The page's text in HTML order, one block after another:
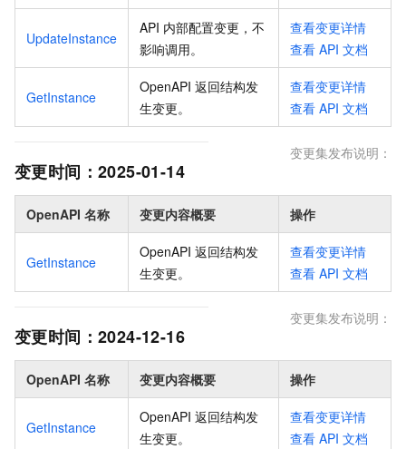
UpdateInstance
API 内部配置变更，不
影响调用。
查看变更详情
查看 API 文档
GetInstance
OpenAPI 返回结构发
生变更。
查看变更详情
查看 API 文档
变更时间： 2025-01-14
变更集发布说明：
OpenAPI 名称 变更内容概要 操作
GetInstance
OpenAPI 返回结构发
生变更。
查看变更详情
查看 API 文档
变更时间： 2024-12-16
变更集发布说明：
OpenAPI 名称 变更内容概要 操作
GetInstance
OpenAPI 返回结构发
生变更。
查看变更详情
查看 API 文档